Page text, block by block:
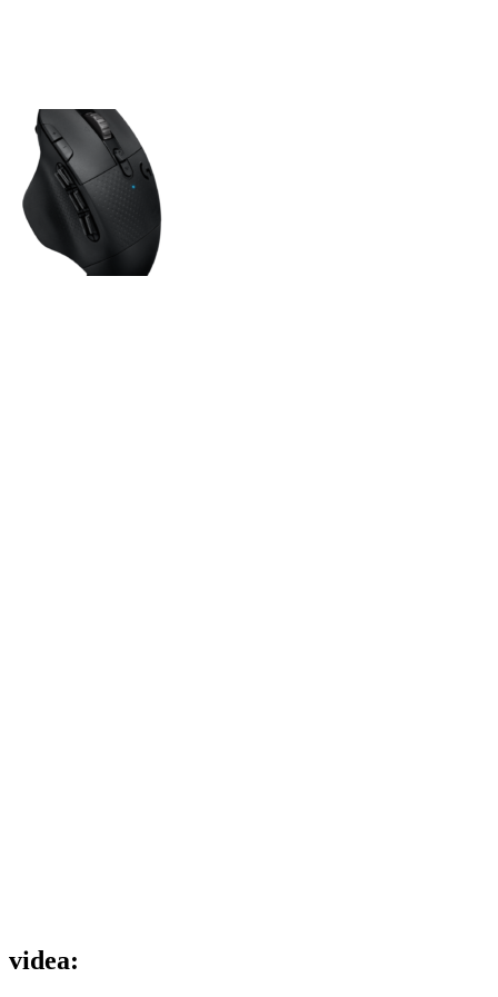
videa: